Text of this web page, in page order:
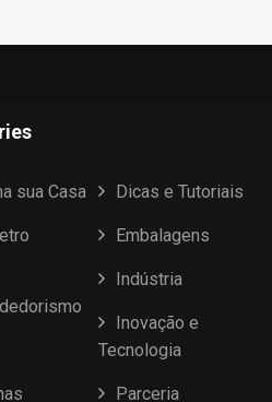
sua Casa Dicas e Tutoriais
Embalagens
Indústria
Inovação e
Tecnologia
Parceria